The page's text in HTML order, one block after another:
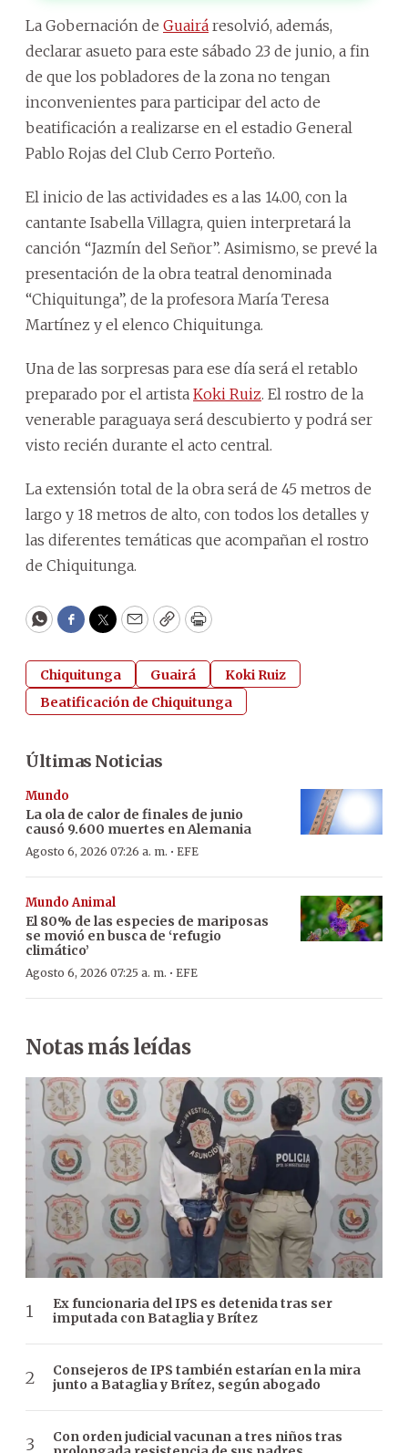
La Gobernación de Guairá resolvió, además,
declarar asueto para este sábado 23 de junio, a fin
de que los pobladores de la zona no tengan
inconvenientes para participar del acto de
beatificación a realizarse en el estadio General
Pablo Rojas del Club Cerro Porteño.
El inicio de las actividades es a las 14.00, con la
cantante Isabella Villagra, quien interpretará la
canción “Jazmín del Señor”. Asimismo, se prevé la
presentación de la obra teatral denominada
“Chiquitunga”, de la profesora María Teresa
Martínez y el elenco Chiquitunga.
Una de las sorpresas para ese día será el retablo
preparado por el artista Koki Ruiz. El rostro de la
venerable paraguaya será descubierto y podrá ser
visto recién durante el acto central.
La extensión total de la obra será de 45 metros de
largo y 18 metros de alto, con todos los detalles y
las diferentes temáticas que acompañan el rostro
de Chiquitunga.
WhatsApp
Facebook
Twitter
EmailCopyPrint
Chiquitunga Guairá
Koki Ruiz
Beatificación de Chiquitunga
Últimas Noticias
Mundo
La ola de calor de finales de junio
causó 9.600 muertes en Alemania
Agosto 6, 2026 07:26 a. m. · EFE
Mundo Animal
El 80% de las especies de mariposas
se movió en busca de ‘refugio
climático’
Agosto 6, 2026 07:25 a. m. · EFE
Notas más leídas
Ex funcionaria del IPS es detenida tras ser
imputada con Bataglia y Brítez
Consejeros de IPS también estarían en la mira
junto a Bataglia y Brítez, según abogado
Con orden judicial vacunan a tres niños tras